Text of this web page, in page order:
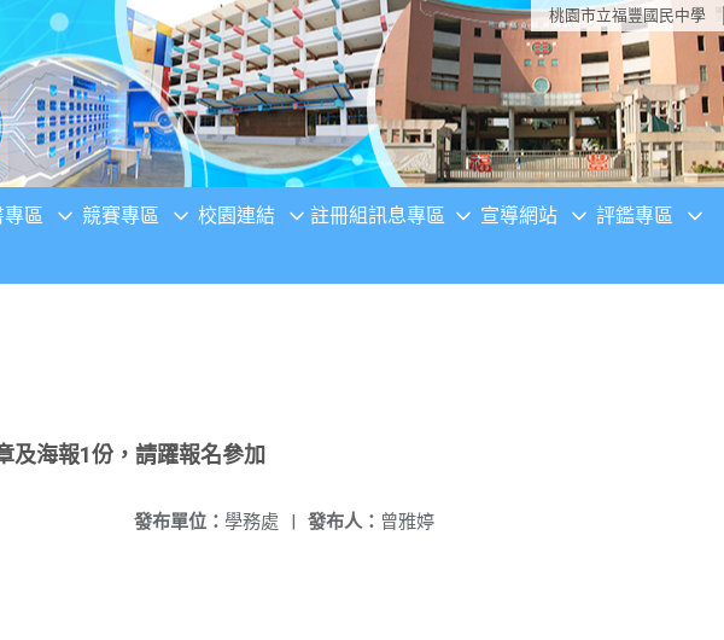
桃園市立福豐國民中學
專區 競賽專區 校園連結 註冊組訊息專區 宣導網站 評鑑專區
及海報1份，請躍報名參加
發布人： 曾雅婷
發布單位： 學務處 |